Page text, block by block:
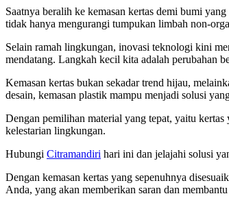
Saatnya beralih ke kemasan kertas demi bumi
tidak hanya mengurangi tumpukan limbah non-
Selain ramah lingkungan, inovasi teknologi kini
mendatang. Langkah kecil kita adalah perubahan
Kemasan kertas bukan sekadar trend hijau,
desain, kemasan plastik mampu menjadi solusi
Dengan pemilihan material yang tepat, yaitu
kelestarian lingkungan.
Hubungi Citramandiri hari ini dan jelajahi solusi
Dengan kemasan kertas yang sepenuhnya
Anda, yang akan memberikan saran dan